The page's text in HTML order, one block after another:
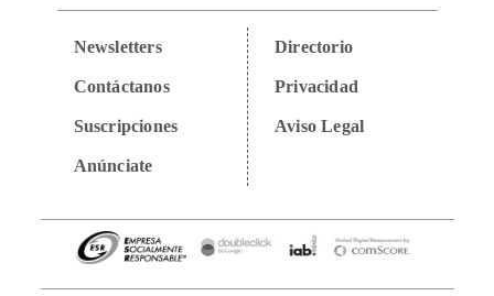
Newsletters
Contáctanos
Suscripciones
Anúnciate
Directorio
Privacidad
Aviso Legal